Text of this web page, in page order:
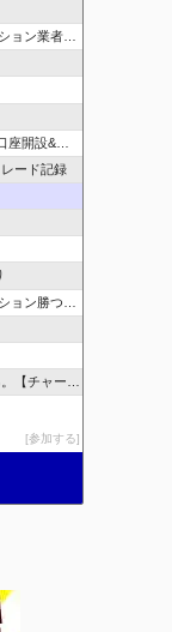
者比較.com
攻略ブログ
ード記録
勝つための
学びブログ】
参加する